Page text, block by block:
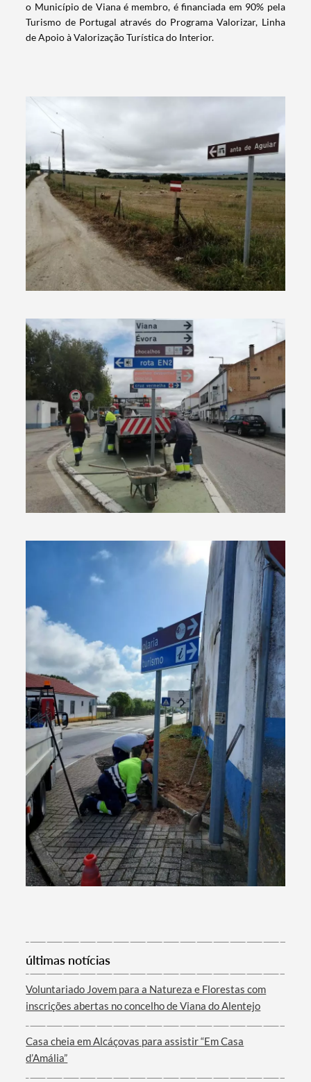
Termo de Pesquisa
Categorias gerais
o Município de Viana é membro, é financiada em 90% pela
Turismo de Portugal através do Programa Valorizar, Linha
de Apoio à Valorização Turística do Interior.
últimas notícias
Voluntariado Jovem para a Natureza e Florestas com
inscrições abertas no concelho de Viana do Alentejo
Casa cheia em Alcáçovas para assistir “Em Casa
d’Amália”